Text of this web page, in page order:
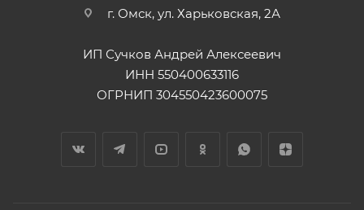
г. Омск, ул. Харьковская, 2А
ИП Сучков Андрей Алексеевич
ИНН 550400633116
ОГРНИП 304550423600075